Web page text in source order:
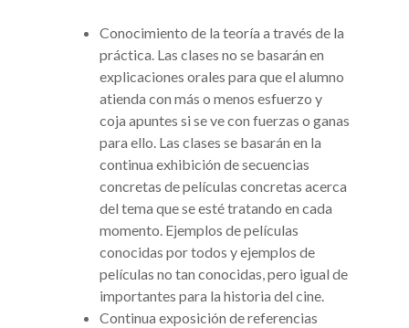
Conocimiento de la teoría a través de la
práctica. Las clases no se basarán en
explicaciones orales para que el alumno
atienda con más o menos esfuerzo y
coja apuntes si se ve con fuerzas o ganas
para ello. Las clases se basarán en la
continua exhibición de secuencias
concretas de películas concretas acerca
del tema que se esté tratando en cada
momento. Ejemplos de películas
conocidas por todos y ejemplos de
películas no tan conocidas, pero igual de
importantes para la historia del cine.
Continua exposición de referencias